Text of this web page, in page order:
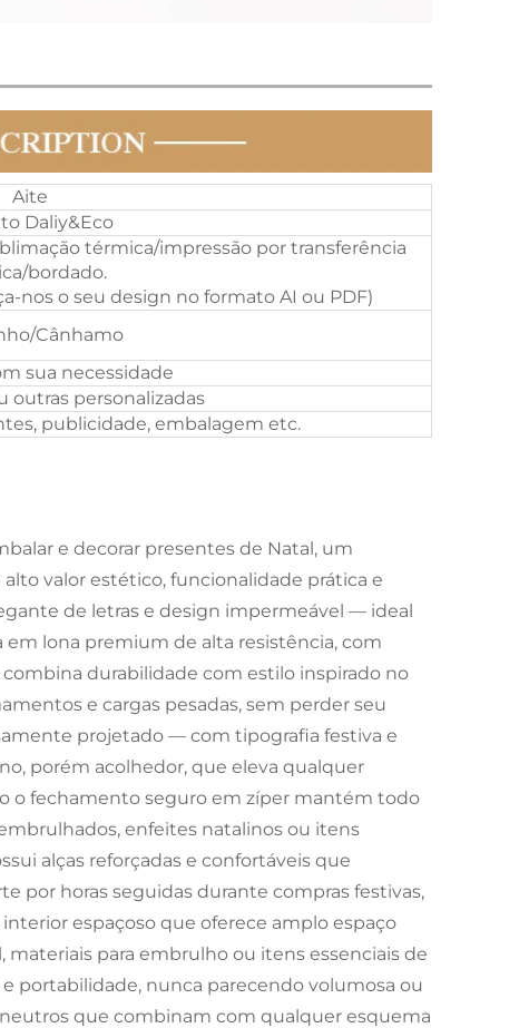
Aite
Daliy&Eco
térmica/impressão por transferência
bordado.
nos o seu design no formato AI ou PDF)
Cânhamo
sua necessidade
outras personalizadas
publicidade, embalagem etc.
e decorar presentes de Natal, um
valor estético, funcionalidade prática e
de letras e design impermeável — ideal
em lona premium de alta resistência, com
durabilidade com estilo inspirado no
e cargas pesadas, sem perder seu
projetado — com tipografia festiva e
porém acolhedor, que eleva qualquer
o fechamento seguro em zíper mantém todo
enfeites natalinos ou itens
alças reforçadas e confortáveis que
por horas seguidas durante compras festivas,
espaçoso que oferece amplo espaço
para embrulho ou itens essenciais de
portabilidade, nunca parecendo volumosa ou
que combinam com qualquer esquema